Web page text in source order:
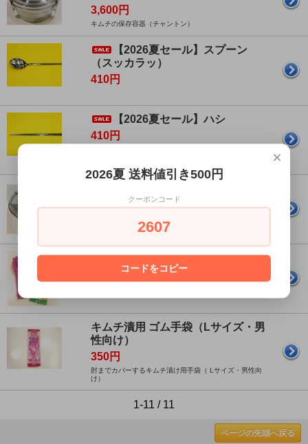
3,600円
キムチの保存容器（チャントン）
【2026夏セール】スプーン
（スッカラッ）
410円
【2026夏セール】ハシ
410円
ムチ約2.5kg用）
ご家庭でキムチを漬けたら大きめサイズのこちらで！
キムチ漬用 ゴム手袋（Mサイズ）
キムチ漬用 ゴム手袋（Lサイズ・男
性向け）
350円
肘までカバーするキムチ漬け用手袋（ Lサイズ・男性向
け）
1-11 / 11
ページの先頭へ戻る
×
2026夏 送料値引き500円
クーポンコード
2607
コードをコピー